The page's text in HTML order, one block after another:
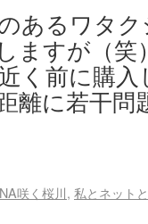
あるワタ
ますが（笑
く前に購
離に若干問
咲く桜川, 私とネットと